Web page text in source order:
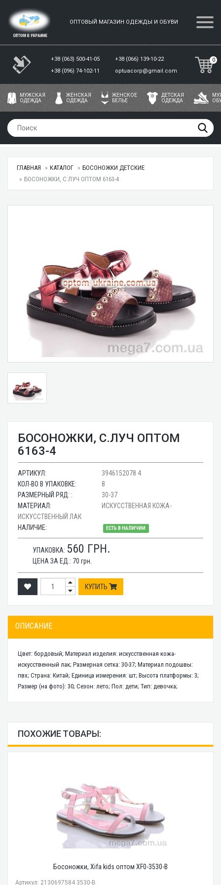
ОПТОВЫЙ МАГАЗИН ОДЕЖДЫ И ОБУВИ
+38 (063) 500-41-05
+38 (066) 139-10-22
+38 (096) 74-102-11
optuacorp@gmail.com
0
МУЖСКАЯ
ОДЕЖДА
ЖЕНСКАЯ
ОДЕЖДА
ЖЕНСКОЕ
БЕЛЬЕ
ДЕТСКАЯ
ОДЕЖДА
ГЛАВНАЯ КАТАЛОГ
БОСОНОЖКИ ДЕТСКИЕ
БОСОНОЖКИ, С.ЛУЧ ОПТОМ 6163-4
БОСОНОЖКИ, С.ЛУЧ ОПТОМ
6163-4
АРТИКУЛ:
3946152078 4
КОЛ-ВО В УПАКОВКЕ:
8
РАЗМЕРНЫЙ РЯД: :
30-37
МАТЕРИАЛ:
ИСКУССТВЕННАЯ КОЖА-
ИСКУССТВЕННЫЙ ЛАК
НАЛИЧИЕ:
ЕСТЬ В НАЛИЧИИ
УПАКОВКА: 560 ГРН.
ЦЕНА ЗА ЕД.: 70 грн.
КУПИТЬ
ОПИСАНИЕ
Цвет: бордовый; Материал изделия: искусственная кожа-
искусственный лак; Размерная сетка: 30-37; Материал подошвы:
пвх; Страна: Китай; Единица измерения: шт; Высота платформы: 3;
Размер (на фото): 30; Сезон: лето; Пол: дети; Тип: девочка;
ПОХОЖИЕ ТОВАРЫ:
Босоножки, Xifa kids оптом XF0-3530-B
Артикул: 2130697584 3530-B